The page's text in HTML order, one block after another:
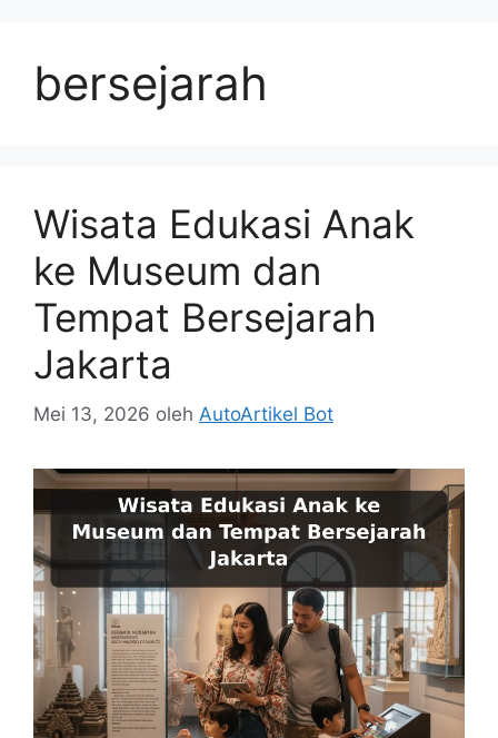
bersejarah
Wisata Edukasi Anak
ke Museum dan
Tempat Bersejarah
Jakarta
Mei 13, 2026 oleh AutoArtikel Bot